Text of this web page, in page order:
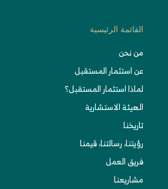
القائمة الرئيسية
من نحن
عن استثمار المستقبل
لماذا استثمار المستقبل؟
الهيئة الاستشارية
تاريخنا
رؤيتنا، رسالتنا، قيمنا
فريق العمل
مشاريعنا